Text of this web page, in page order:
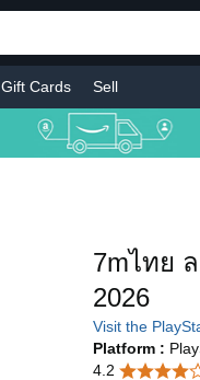
Gift Cards Sell
7mไทย
2026
Visit the
Platform :
4.2